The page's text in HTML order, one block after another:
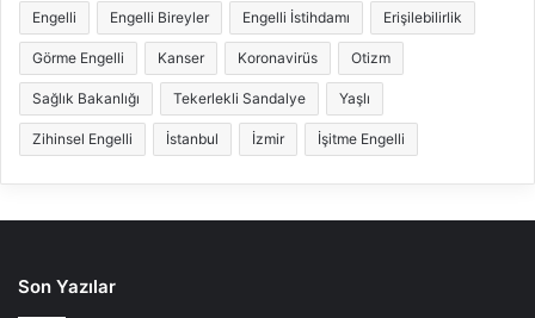
Engelli Engelli Bireyler Engelli İstihdamı Erişilebilirlik
Görme Engelli Kanser Koronavirüs Otizm
Sağlık Bakanlığı Tekerlekli Sandalye Yaşlı
Zihinsel Engelli İstanbul İzmir İşitme Engelli
Son Yazılar